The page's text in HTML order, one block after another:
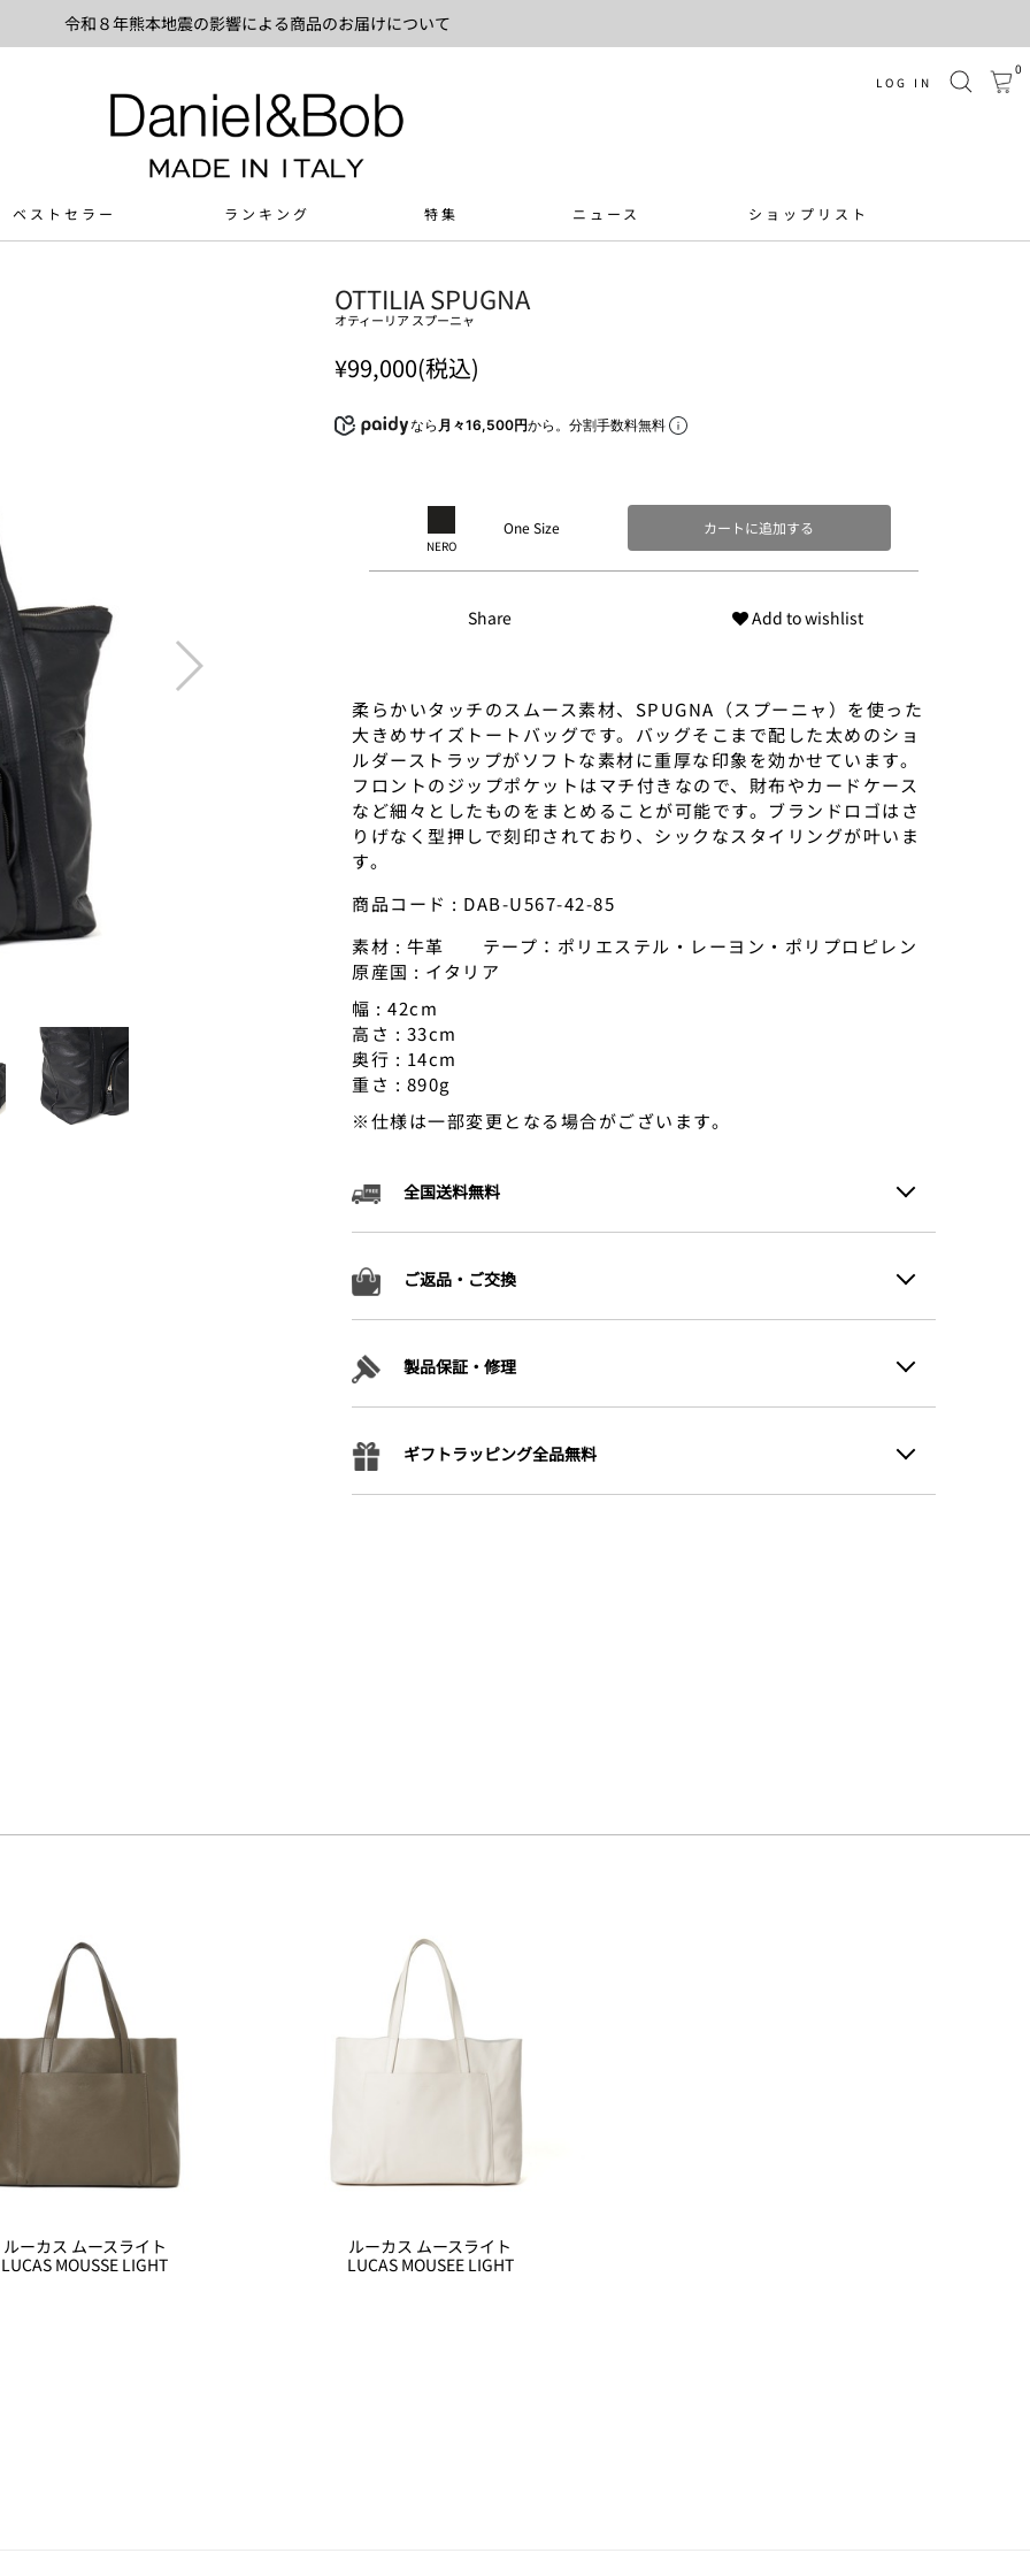
令和８年熊本地震の影響による商品のお届けについて
LOG IN
0
ベストセラー ランキング 特集 ニュース ショップリスト
next
OTTILIA SPUGNA
オティーリア スプーニャ
¥99,000(税込)
なら 月々16,500円から。分割手数料無料
NERO
One Size カートに追加する
Share Add to wishlist
柔らかいタッチのスムース素材、SPUGNA（スプーニャ）を使った
大きめサイズトートバッグです。バッグそこまで配した太めのショ
ルダーストラップがソフトな素材に重厚な印象を効かせています。
フロントのジップポケットはマチ付きなので、財布やカードケース
など細々としたものをまとめることが可能です。ブランドロゴはさ
りげなく型押しで刻印されており、シックなスタイリングが叶いま
す。
商品コード : DAB-U567-42-85
素材 : 牛革 テープ：ポリエステル・レーヨン・ポリプロピレン
原産国 : イタリア
幅 : 42cm
高さ : 33cm
奥行 : 14cm
重さ : 890g
※仕様は一部変更となる場合がございます。
全国送料無料
ご返品・ご交換
製品保証・修理
ギフトラッピング全品無料
ルーカス ムースライト
LUCAS MOUSSE LIGHT
ルーカス ムースライト
LUCAS MOUSEE LIGHT